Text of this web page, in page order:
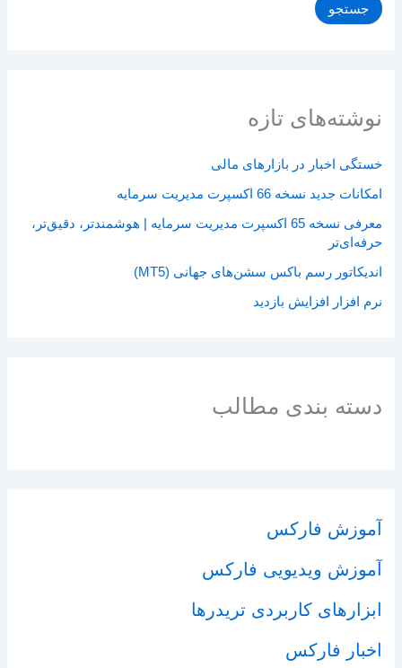
جستجو
نوشته‌های تازه
خستگی اخبار در بازارهای مالی
امکانات جدید نسخه 66 اکسپرت مدیریت سرمایه
معرفی نسخه 65 اکسپرت مدیریت سرمایه | هوشمندتر، دقیق‌تر،
حرفه‌ای‌تر
اندیکاتور رسم باکس سشن‌های جهانی (MT5)
نرم افزار افزایش بازدید
دسته بندی مطالب
آموزش فارکس
آموزش ویدیویی فارکس
ابزارهای کاربردی تریدرها
اخبار فارکس